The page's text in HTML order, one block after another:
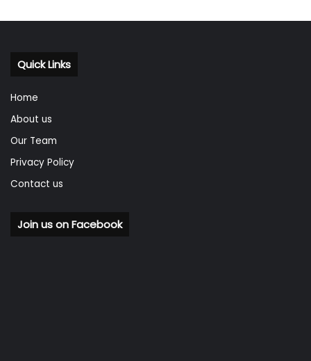
Quick Links
Home
About us
Our Team
Privacy Policy
Contact us
Join us on Facebook